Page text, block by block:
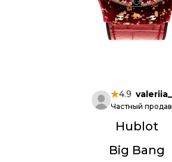
4.9
Частный
Hublot
Big Bang